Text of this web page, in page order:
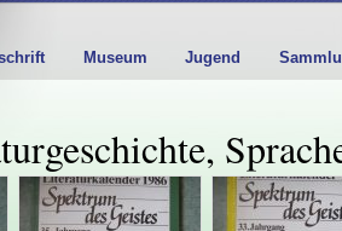
Museum Jugend